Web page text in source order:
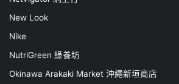
New Look
Nike
NutriGreen 綠養坊
Okinawa Arakaki Market 沖繩新垣商店